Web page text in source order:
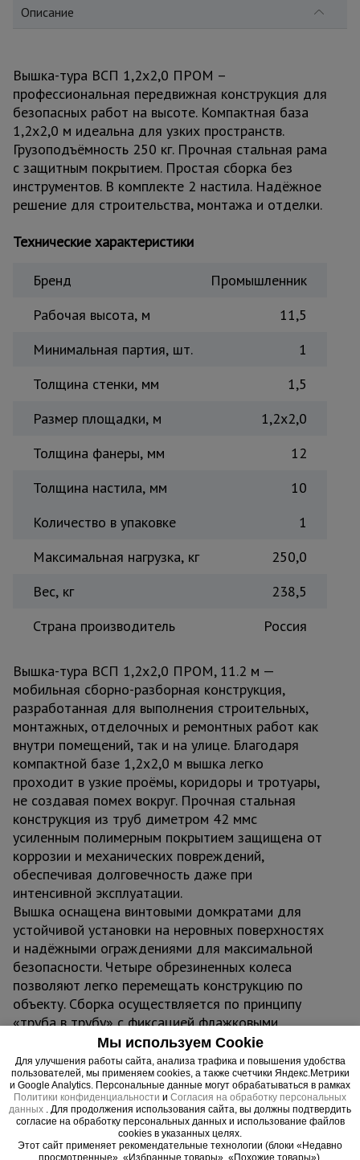
Тепловые
пушки
Металл и
металлообработка
Описание
Вышка-тура ВСП 1,2x2,0 ПРОМ –
профессиональная передвижная конструкция для
безопасных работ на высоте. Компактная база
1,2x2,0 м идеальна для узких пространств.
Грузоподъёмность 250 кг. Прочная стальная рама
с защитным покрытием. Простая сборка без
инструментов. В комплекте 2 настила. Надёжное
решение для строительства, монтажа и отделки.
Технические характеристики
Бренд
Промышленник
Рабочая высота, м
11,5
Минимальная партия, шт.
1
Толщина стенки, мм
1,5
Размер площадки, м
1,2x2,0
Толщина фанеры, мм
12
Толщина настила, мм
10
Количество в упаковке
1
Максимальная нагрузка, кг
250,0
Вес, кг
238,5
Страна производитель
Россия
Вышка-тура ВСП 1,2x2,0 ПРОМ, 11.2 м —
мобильная сборно-разборная конструкция,
разработанная для выполнения строительных,
монтажных, отделочных и ремонтных работ как
внутри помещений, так и на улице. Благодаря
компактной базе 1,2x2,0 м вышка легко
проходит в узкие проёмы, коридоры и тротуары,
не создавая помех вокруг. Прочная стальная
конструкция из труб диметром 42 ммс
усиленным полимерным покрытием защищена от
коррозии и механических повреждений,
обеспечивая долговечность даже при
интенсивной эксплуатации.
Вышка оснащена винтовыми домкратами для
устойчивой установки на неровных поверхностях
и надёжными ограждениями для максимальной
безопасности. Четыре обрезиненных колеса
позволяют легко перемещать конструкцию по
объекту. Сборка осуществляется по принципу
«труба в трубу» с фиксацией флажковыми
замками — без инструментов и специальных
навыков. Грузоподъёмность до 250 кг
обеспечивает комфортную работу с
инструментами и материалами.
Область применения:
Вышка-тура ВСП 1,2x2,0 ПРОМ, 11.2 м
применяется в строительстве, ремонте, монтаже
Мы используем Cookie
Для улучшения работы сайта, анализа трафика и повышения удобства
пользователей, мы применяем cookies, а также счетчики Яндекс.Метрики
и Google Analytics. Персональные данные могут обрабатываться в рамках
Политики конфиденциальности и Согласия на обработку персональных
данных
. Для продолжения использования сайта, вы должны подтвердить
согласие на обработку персональных данных и использование файлов
cookies в указанных целях.
Этот сайт применяет рекомендательные технологии (блоки «Недавно
просмотренные», «Избранные товары», «Похожие товары»).